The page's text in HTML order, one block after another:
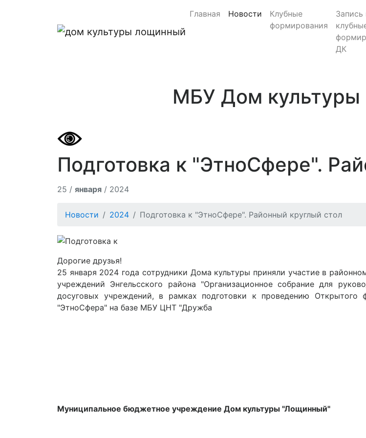
Главная Новости
Клубные
формирования
Запись
ДК
МБУ Дом
Подготовка к "ЭтноСфере".
25 / января / 2024
Новости 2024 Подготовка к "ЭтноСфере". Районный круглый стол
Дорогие друзья!
25 января 2024 года сотрудники Дома культуры приняли участие в
учреждений Энгельсского района "Организационное собрание для
досуговых учреждений, в рамках подготовки к проведению Открытого
"ЭтноСфера" на базе МБУ ЦНТ "Дружба
Муниципальное бюджетное учреждение Дом культуры "Лощинный"